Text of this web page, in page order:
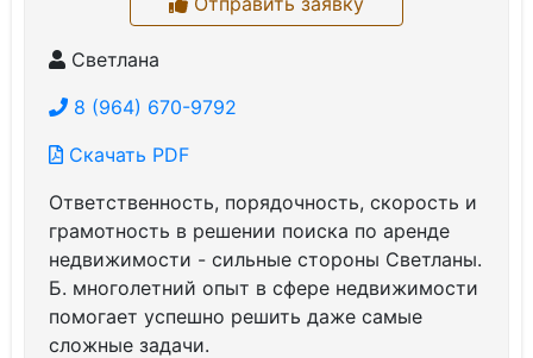
Светлана
8 (964) 670-9792
Скачать PDF
Ответственность, порядочность, скорость и
грамотность в решении поиска по аренде
недвижимости - сильные стороны Светланы.
Б. многолетний опыт в сфере недвижимости
помогает успешно решить даже самые
сложные задачи.